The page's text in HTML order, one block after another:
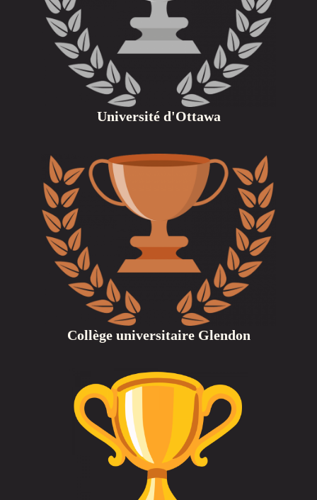
Université d'Ottawa
Collège universitaire Glendon